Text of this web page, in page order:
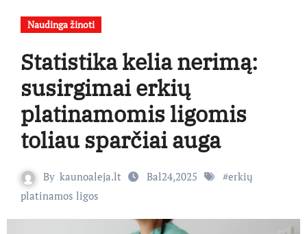
Naudinga žinoti
Statistika kelia nerimą:
susirgimai erkių
platinamomis ligomis
toliau sparčiai auga
By kaunoaleja.lt Bal24,2025 #erkių
platinamos ligos